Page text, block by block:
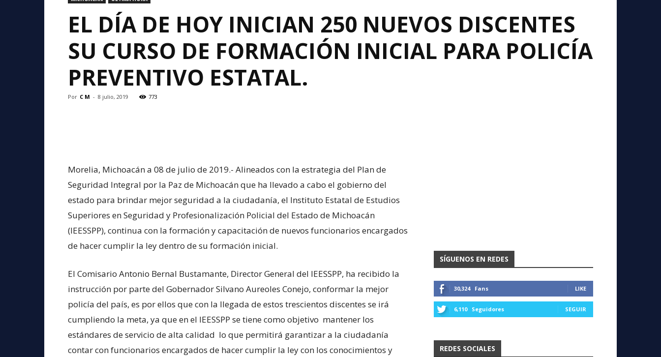
EL DÍA DE HOY INICIAN 250 NUEVOS DISCENTES
SU CURSO DE FORMACIÓN INICIAL PARA POLICÍA
PREVENTIVO ESTATAL.
Por C M - 8 julio, 2019 773
Morelia, Michoacán a 08 de julio de 2019.- Alineados con la estrategia del Plan de
Seguridad Integral por la Paz de Michoacán que ha llevado a cabo el gobierno del
estado para brindar mejor seguridad a la ciudadanía, el Instituto Estatal de Estudios
Superiores en Seguridad y Profesionalización Policial del Estado de Michoacán
(IEESSPP), continua con la formación y capacitación de nuevos funcionarios encargados
de hacer cumplir la ley dentro de su formación inicial.
El Comisario Antonio Bernal Bustamante, Director General del IEESSPP, ha recibido la
instrucción por parte del Gobernador Silvano Aureoles Conejo, conformar la mejor
policía del país, es por ellos que con la llegada de estos trescientos discentes se irá
cumpliendo la meta, ya que en el IEESSPP se tiene como objetivo mantener los
estándares de servicio de alta calidad lo que permitirá garantizar a la ciudadanía
contar con funcionarios encargados de hacer cumplir la ley con los conocimientos y
SÍGUENOS EN REDES
30,324 Fans LIKE
6,110 Seguidores SEGUIR
REDES SOCIALES